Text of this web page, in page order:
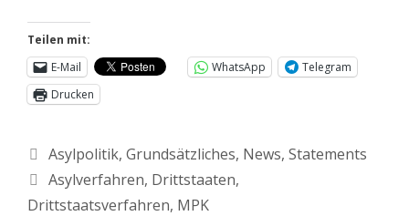
Teilen mit:
E-Mail
WhatsApp
Telegram
Drucken
Asylpolitik, Grundsätzliches, News, Statements
Asylverfahren, Drittstaaten,
Drittstaatsverfahren, MPK